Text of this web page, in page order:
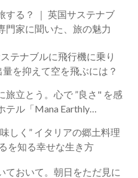
サステナブ
門家に聞いた、旅の魅力
テナブルに飛行機に乗り
を抑えて空を飛ぶには？
旅立とう。心で ”良さ" を感
テル「Mana Earthly
しく” イタリアの郷土料理
を知る幸せな生き方
ておいて。朝日をただ見に